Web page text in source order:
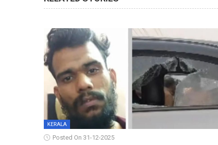
KERALA
Posted On 31-12-2025